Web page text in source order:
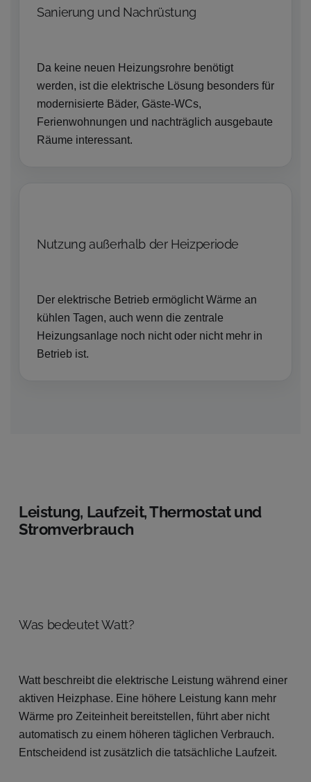
Sanierung und Nachrüstung
Da keine neuen Heizungsrohre benötigt
werden, ist die elektrische Lösung besonders für
modernisierte Bäder, Gäste-WCs,
Ferienwohnungen und nachträglich ausgebaute
Räume interessant.
Nutzung außerhalb der Heizperiode
Der elektrische Betrieb ermöglicht Wärme an
kühlen Tagen, auch wenn die zentrale
Heizungsanlage noch nicht oder nicht mehr in
Betrieb ist.
Leistung, Laufzeit, Thermostat und
Stromverbrauch
Was bedeutet Watt?
Watt beschreibt die elektrische Leistung während einer
aktiven Heizphase. Eine höhere Leistung kann mehr
Wärme pro Zeiteinheit bereitstellen, führt aber nicht
automatisch zu einem höheren täglichen Verbrauch.
Entscheidend ist zusätzlich die tatsächliche Laufzeit.